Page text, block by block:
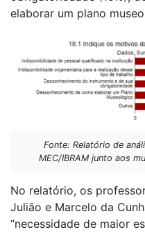
elaborar um plano
Fonte: Relatório de
MEC/IBRAM junto aos
No relatório, os
Julião e Marcelo da
“necessidade de maior